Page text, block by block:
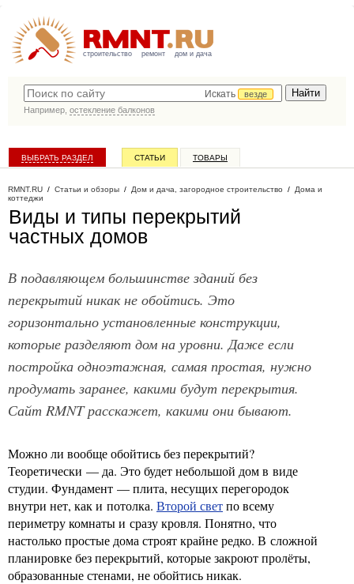
строительство ремонт дом и дача
Искать
везде
Например, остекление балконов
ВЫБРАТЬ РАЗДЕЛ СТАТЬИ ТОВАРЫ
RMNT.RU / Статьи и обзоры / Дом и дача, загородное строительство / Дома и
коттеджи
Виды и типы перекрытий
частных домов
В подавляющем большинстве зданий без
перекрытий никак не обойтись. Это
горизонтально установленные конструкции,
которые разделяют дом на уровни. Даже если
постройка одноэтажная, самая простая, нужно
продумать заранее, какими будут перекрытия.
Сайт RMNT расскажет, какими они бывают.
Можно ли вообще обойтись без перекрытий?
Теоретически — да. Это будет небольшой дом в виде
студии. Фундамент — плита, несущих перегородок
внутри нет, как и потолка. Второй светпо всему
периметру комнаты и сразу кровля. Понятно, что
настолько простые дома строят крайне редко. В сложной
планировке без перекрытий, которые закроют пролёты,
образованные стенами, не обойтись никак.